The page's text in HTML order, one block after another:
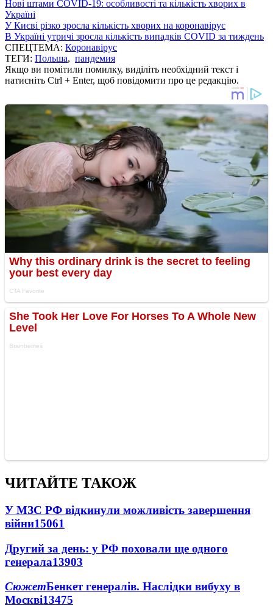
Нові штами COVID-19: особливості та кількість хворих в
Україні
У Києві різко зросла кількість хворих на коронавірус
В Україні утричі зросла кількість випадків COVID за тиждень
СПЕЦТЕМА: Коронавірус
ТЕГИ: Польша, пандемия
Якщо ви помітили помилку, виділіть необхідний текст і
натисніть Ctrl + Enter, щоб повідомити про це редакцію.
ЧИТАЙТЕ ТАКОЖ
У МЗС РФ відкинули можливість завершення
війни15061
Другий за день: у РФ поховали ще одного
генерала13903
СюжетБенкет генералів. Наслідки вибуху в
Москві13475